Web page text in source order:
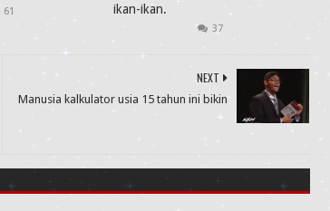
61
ikan-ikan.
37
NEXT
Manusia kalkulator usia 15 tahun ini bikin